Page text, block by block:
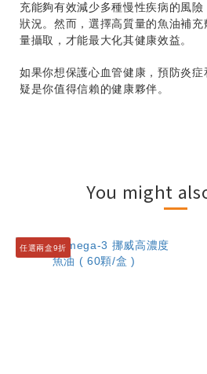
充能夠有效減少多種慢性疾病的風
狀況。然而，選擇高質量的魚油補
量攝取，才能最大化其健康效益。
如果你想保護心血管健康，預防炎
疑是你值得信賴的健康夥伴。
You might
任選兩盒9折